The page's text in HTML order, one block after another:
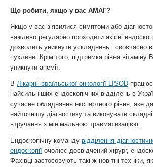
Що робити, якщо у вас АМАГ?
Якщо у вас з’явилися симптоми або
важливо регулярно проходити якісні
дозволить уникнути ускладнень і своєчасно
пухлини. Крім того, підтримка рівня
уникнути анемії.
В Лікарні ізраїльської онкології LISOD
найсильніших ендоскопічних відділень в
сучасне обладнання експертного рівня, яке
найточнішу діагностику та виконувати складні
втручання з мінімальною травматизацією.
Ендоскопічну команду відділення
ендоскопії очолює досвідчений хірург,
Фахівці застосовують такі ж новітні техніки,